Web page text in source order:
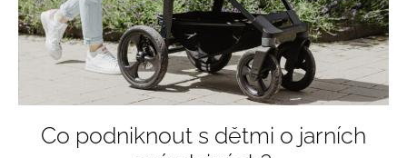
Co podniknout s dětmi o jarních